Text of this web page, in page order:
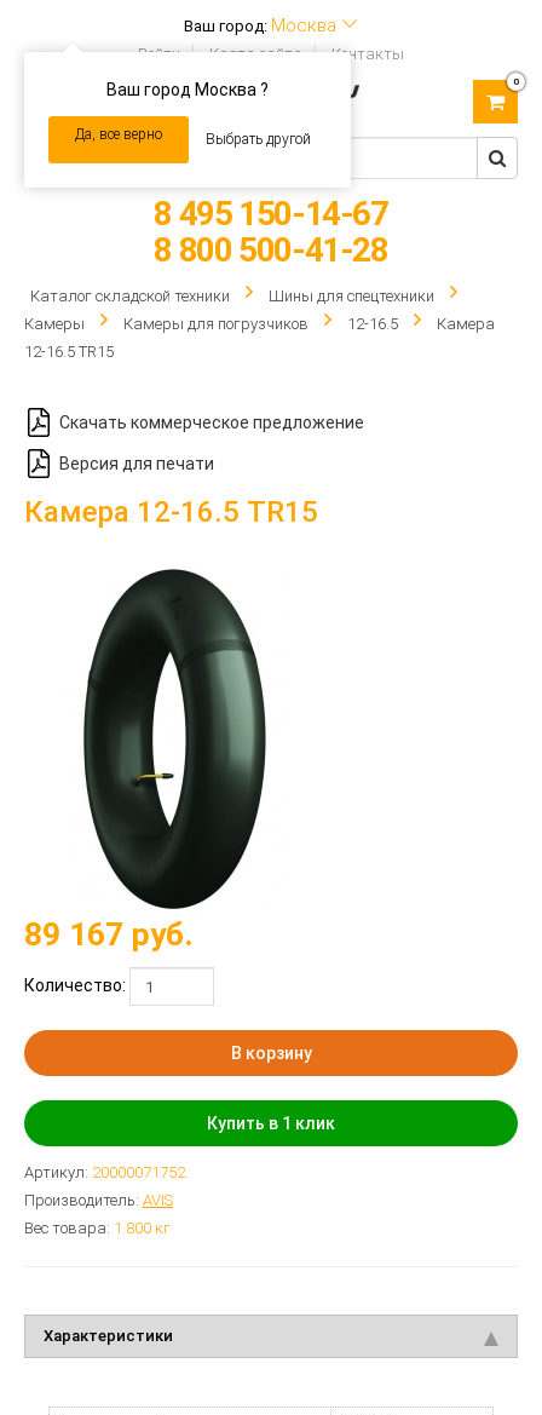
Ваш город: Москва
Ваш город Москва ?
Да, все верно Выбрать другой
Войти Карта сайта Контакты
navigation
0
8 495 150-14-67
8 800 500-41-28
Каталог складской техники
Шины для спецтехники
Камеры
Камеры для погрузчиков 12-16.5
Камера
12-16.5 TR15
Скачать коммерческое предложение
Версия для печати
Камера 12-16.5 TR15
89 167 руб.
Количество:
В корзину
Купить в 1 клик
Артикул: 20000071752
Производитель: AVIS
Вес товара: 1.800 кг
Характеристики